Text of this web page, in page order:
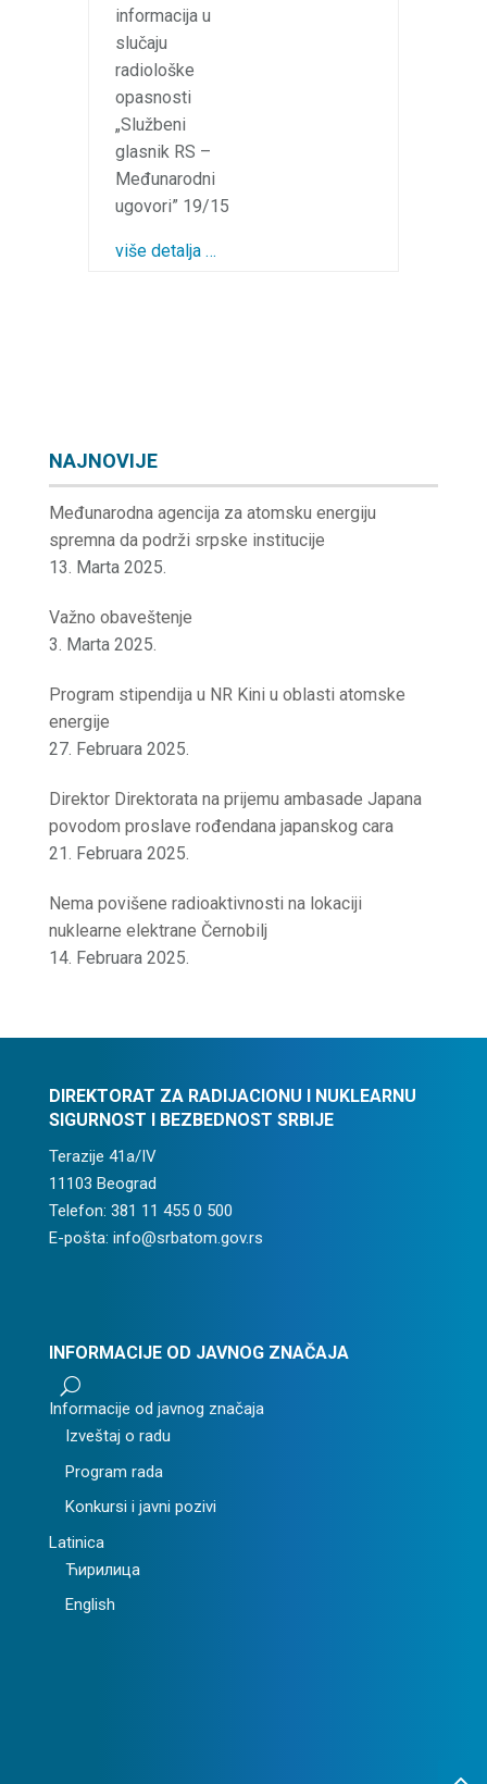
informacija u
slučaju
radiološke
opasnosti
„Službeni
glasnik RS –
Međunarodni
ugovori” 19/15
više detalja …
NAJNOVIJE
Međunarodna agencija za atomsku energiju
spremna da podrži srpske institucije
13. Marta 2025.
Važno obaveštenje
3. Marta 2025.
Program stipendija u NR Kini u oblasti atomske
energije
27. Februara 2025.
Direktor Direktorata na prijemu ambasade Japana
povodom proslave rođendana japanskog cara
21. Februara 2025.
Nema povišene radioaktivnosti na lokaciji
nuklearne elektrane Černobilj
14. Februara 2025.
DIREKTORAT ZA RADIJACIONU I NUKLEARNU
SIGURNOST I BEZBEDNOST SRBIJE
Terazije 41a/IV
11103 Beograd
Telefon: 381 11 455 0 500
E-pošta: info@srbatom.gov.rs
INFORMACIJE OD JAVNOG ZNAČAJA
U
Informacije od javnog značaja
Izveštaj o radu
Program rada
Konkursi i javni pozivi
Latinica
Ћирилица
English